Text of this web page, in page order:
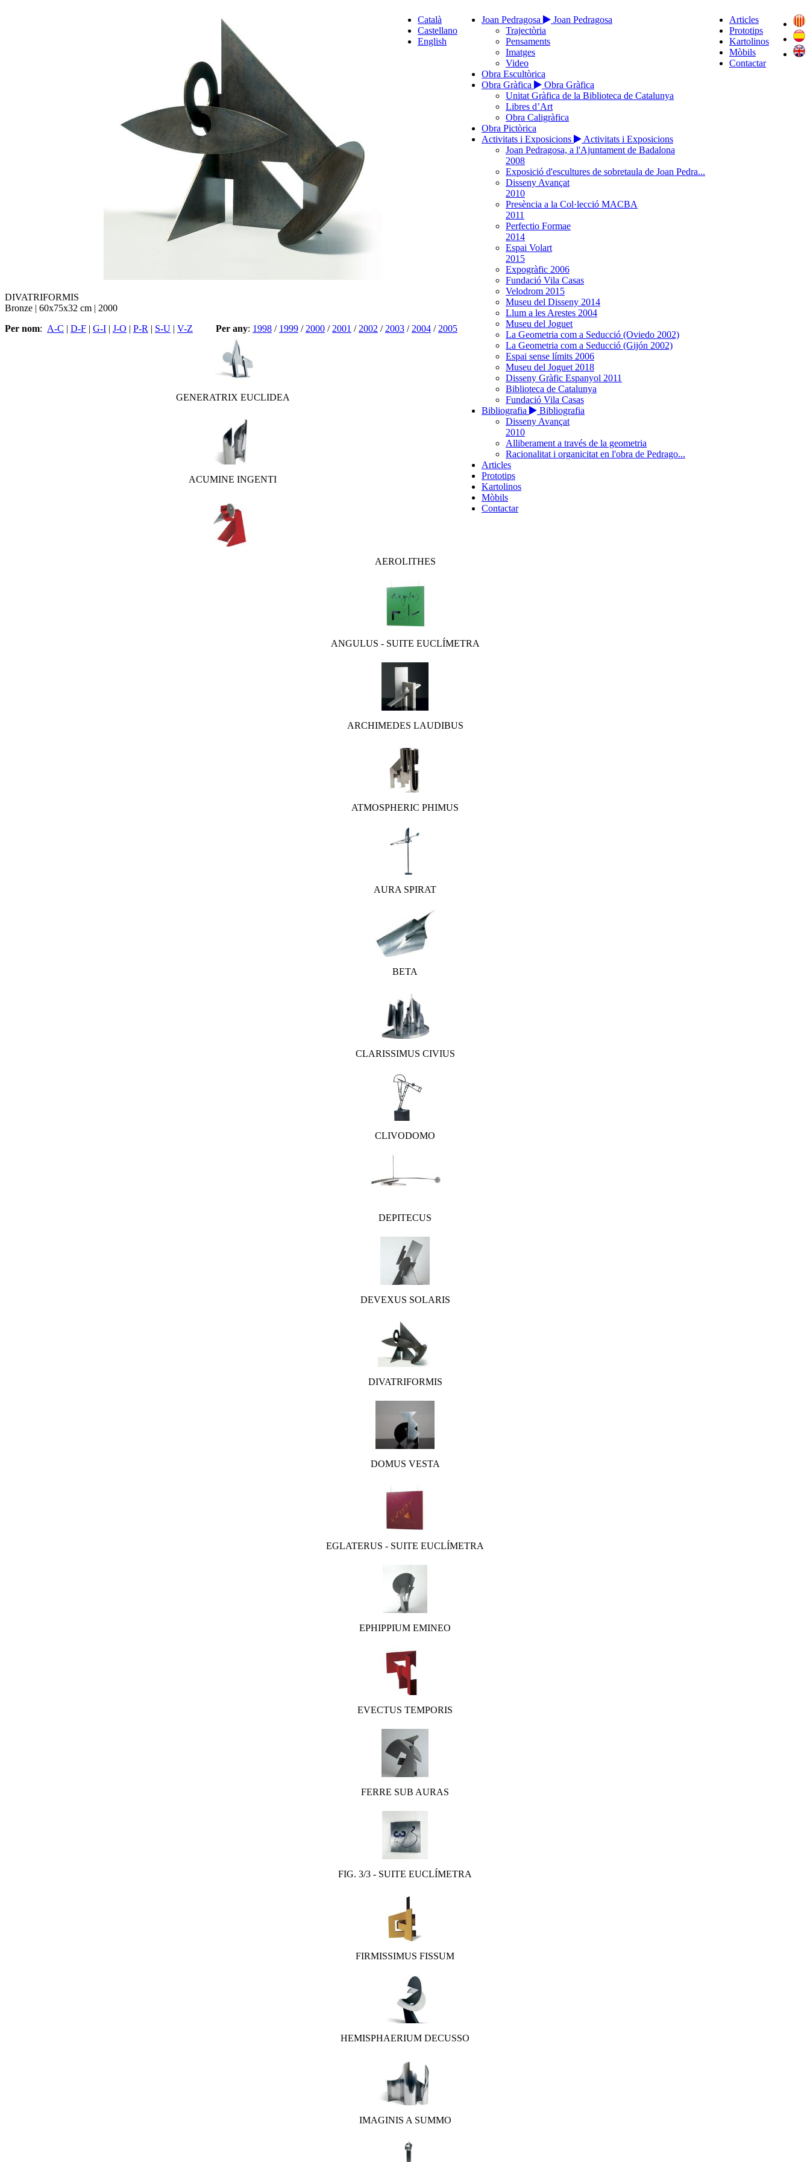
Articles
Prototips
Kartolinos
Mòbils
Contactar
Joan Pedragosa
Joan Pedragosa
Trajectòria
Pensaments
Imatges
Video
Obra Escultòrica
Obra Gràfica
Obra Gràfica
Unitat Gràfica de la Biblioteca de Catalunya
Libres d’Art
Obra Caligràfica
Obra Pictòrica
Activitats i Exposicions
Activitats i Exposicions
Joan Pedragosa, a l'Ajuntament de Badalona
2008
Exposició d'escultures de sobretaula de Joan Pedra...
Disseny Avançat
2010
Presència a la Col·lecció MACBA
2011
Perfectio Formae
2014
Espai Volart
2015
Expogràfic 2006
Fundació Vila Casas
Velodrom 2015
Museu del Disseny 2014
Llum a les Arestes 2004
Museu del Joguet
La Geometria com a Seducció (Oviedo 2002)
La Geometria com a Seducció (Gijón 2002)
Espai sense límits 2006
Museu del Joguet 2018
Disseny Gràfic Espanyol 2011
Biblioteca de Catalunya
Fundació Vila Casas
Bibliografia
Bibliografia
Disseny Avançat
2010
Alliberament a través de la geometria
Racionalitat i organicitat en l'obra de Pedrago...
Articles
Prototips
Kartolinos
Mòbils
Contactar
Català
Castellano
English
DIVATRIFORMIS
Bronze | 60x75x32 cm | 2000
Per any: 1998 / 1999 / 2000 / 2001 / 2002 / 2003 / 2004 / 2005
Per nom: A-C | D-F | G-I | J-O | P-R | S-U | V-Z
GENERATRIX EUCLIDEA
ACUMINE INGENTI
AEROLITHES
ANGULUS - SUITE EUCLÍMETRA
ARCHIMEDES LAUDIBUS
ATMOSPHERIC PHIMUS
AURA SPIRAT
BETA
CLARISSIMUS CIVIUS
CLIVODOMO
DEPITECUS
DEVEXUS SOLARIS
DIVATRIFORMIS
DOMUS VESTA
EGLATERUS - SUITE EUCLÍMETRA
EPHIPPIUM EMINEO
EVECTUS TEMPORIS
FERRE SUB AURAS
FIG. 3/3 - SUITE EUCLÍMETRA
FIRMISSIMUS FISSUM
HEMISPHAERIUM DECUSSO
IMAGINIS A SUMMO